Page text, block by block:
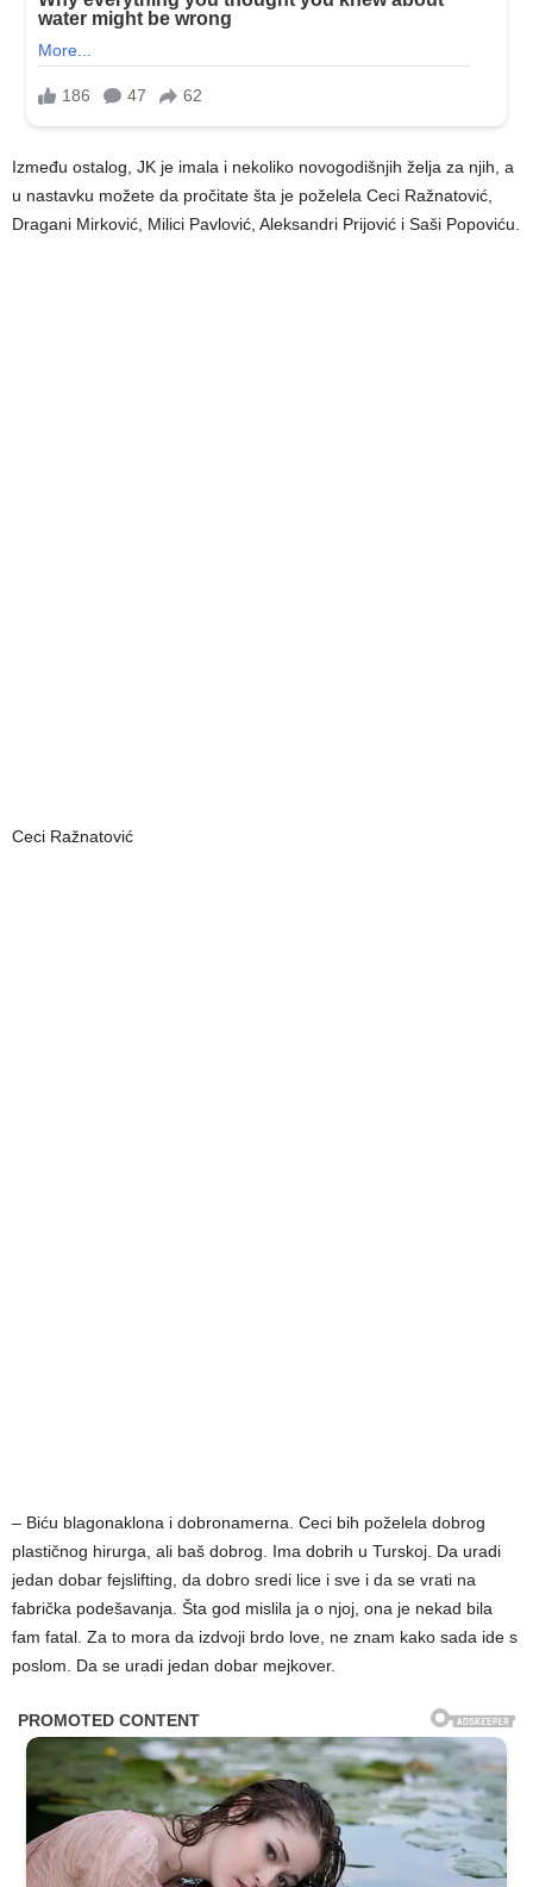
Između ostalog, JK je imala i nekoliko novogodišnjih želja za njih, a
u nastavku možete da pročitate šta je poželela Ceci Ražnatović,
Dragani Mirković, Milici Pavlović, Aleksandri Prijović i Saši Popoviću.
Ceci Ražnatović
– Biću blagonaklona i dobronamerna. Ceci bih poželela dobrog
plastičnog hirurga, ali baš dobrog. Ima dobrih u Turskoj. Da uradi
jedan dobar fejslifting, da dobro sredi lice i sve i da se vrati na
fabrička podešavanja. Šta god mislila ja o njoj, ona je nekad bila
fam fatal. Za to mora da izdvoji brdo love, ne znam kako sada ide s
poslom. Da se uradi jedan dobar mejkover.